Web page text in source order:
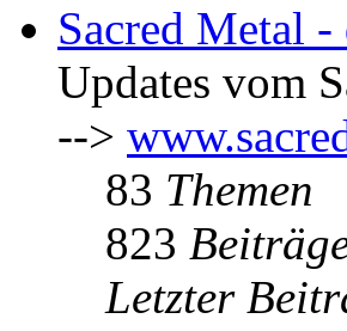
Sacred Metal
Updates vom
-->
83 Themen
823
Letzter